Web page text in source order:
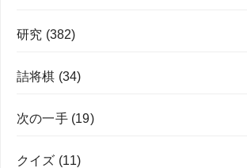
研究 (382)
詰将棋 (34)
次の一手(19)
クイズ (11)